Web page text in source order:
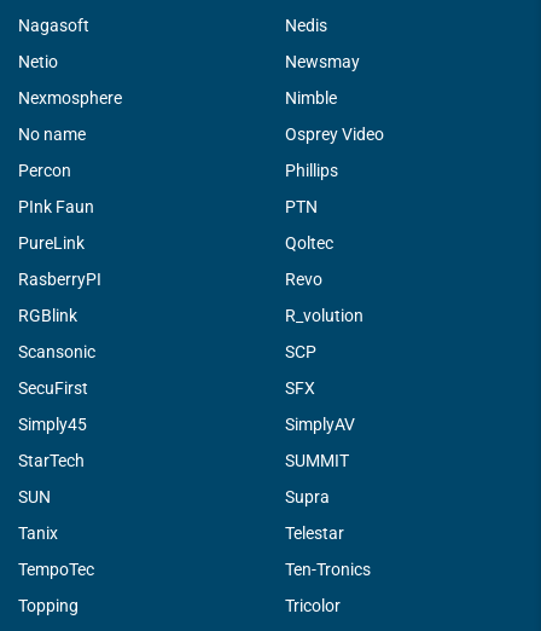
Nagasoft
Nedis
Netio
Newsmay
Nexmosphere
Nimble
No name
Osprey Video
Percon
Phillips
PInk Faun
PTN
PureLink
Qoltec
RasberryPI
Revo
RGBlink
R_volution
Scansonic
SCP
SecuFirst
SFX
Simply45
SimplyAV
StarTech
SUMMIT
SUN
Supra
Tanix
Telestar
TempoTec
Ten-Tronics
Topping
Tricolor